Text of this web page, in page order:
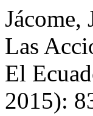
Jácome,
Las
El
2015):